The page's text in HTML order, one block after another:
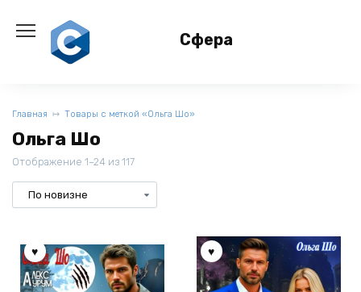
содержанию
Сфера
Главная Товары с меткой «Ольга Шо»
Ольга Шо
Отображение 1–24 из 117